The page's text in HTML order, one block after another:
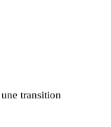
transition